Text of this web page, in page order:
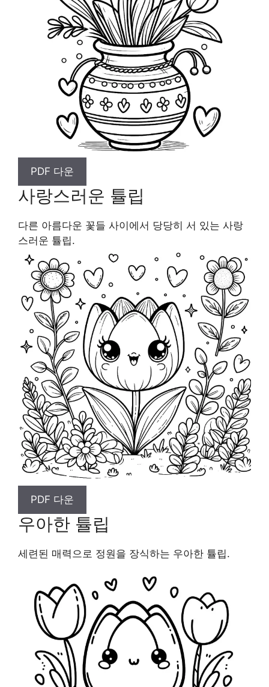
PDF 다운
사랑스러운 튤립
다른 아름다운 꽃들 사이에서 당당히 서 있는 사랑
스러운 튤립.
PDF 다운
우아한 튤립
세련된 매력으로 정원을 장식하는 우아한 튤립.